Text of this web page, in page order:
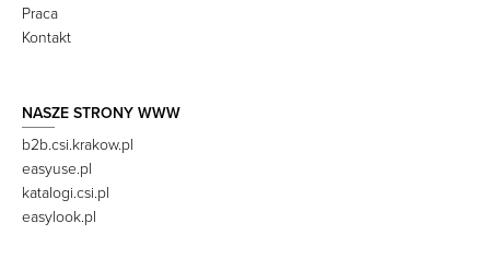
Praca
Kontakt
NASZE STRONY WWW
b2b.csi.krakow.pl
easyuse.pl
katalogi.csi.pl
easylook.pl